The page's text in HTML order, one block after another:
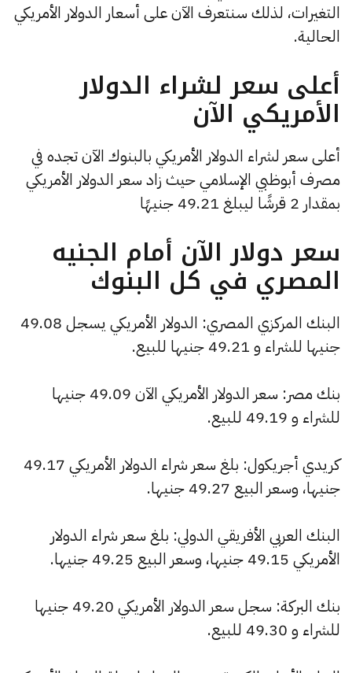
التغيرات، لذلك سنتعرف الآن على أسعار الدولار الأمريكي
الحالية.
أعلى سعر لشراء الدولار
الأمريكي الآن
أعلى سعر لشراء الدولار الأمريكي بالبنوك الآن تجده في
مصرف أبوظبي الإسلامي حيث زاد سعر الدولار الأمريكي
بمقدار 2 قرشًا ليبلغ 49.21 جنيهًا
سعر دولار الآن أمام الجنيه
المصري في كل البنوك
البنك المركزي المصري: الدولار الأمريكي يسجل 49.08
جنيها للشراء و 49.21 جنيها للبيع.
بنك مصر: سعر الدولار الأمريكي الآن 49.09 جنيها
للشراء و 49.19 للبيع.
كريدي أجريكول: بلغ سعر شراء الدولار الأمريكي 49.17
جنيها، وسعر البيع 49.27 جنيها.
البنك العربي الأفريقي الدولي: بلغ سعر شراء الدولار
الأمريكي 49.15 جنيها، وسعر البيع 49.25 جنيها.
بنك البركة: سجل سعر الدولار الأمريكي 49.20 جنيها
للشراء و 49.30 للبيع.